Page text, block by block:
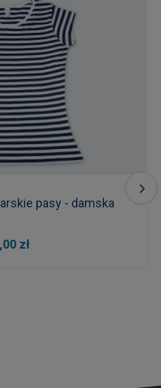
pasy - damska
zł